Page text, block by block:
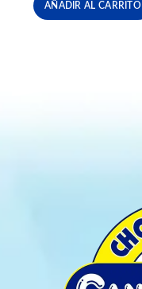
AÑADIR AL CARRITO